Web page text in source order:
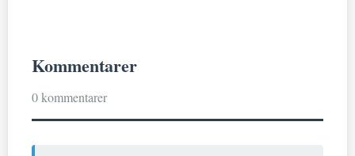
Kommentarer
0 kommentarer